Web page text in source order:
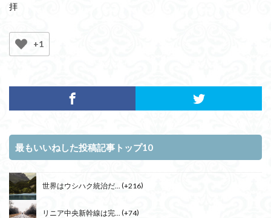
拝
+1
最もいいねした投稿記事トップ10
世界はウシハク統治だ... +216
リニア中央新幹線は完... +74